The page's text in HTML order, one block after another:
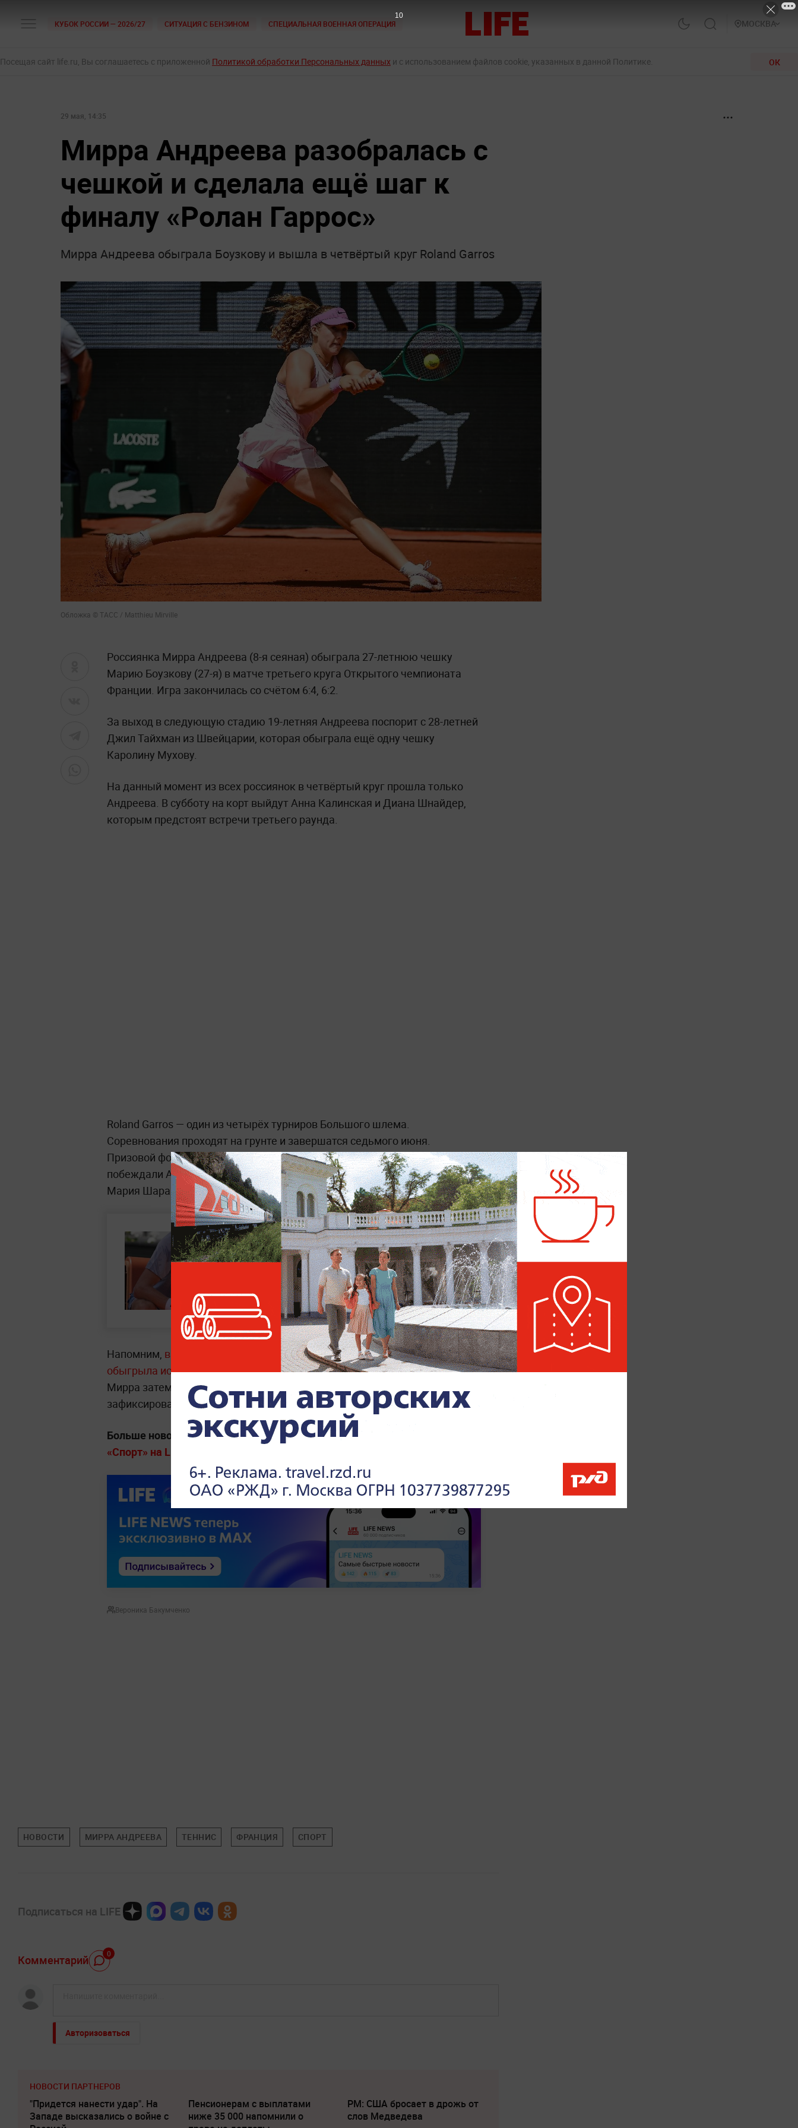
КУБОК РОССИИ — 2026/27 СИТУАЦИЯ С БЕНЗИНОМ СПЕЦИАЛЬНАЯ ВОЕННАЯ ОПЕРАЦИЯ МОСКВА
Посещая сайт life.ru, Вы соглашаетесь с приложенной Политикой обработки Персональных данных и с использованием файлов cookie, указанных в данной Политике. ОК
29 мая, 14:35
Мирра Андреева разобралась с
чешкой и сделала ещё шаг к
финалу «Ролан Гаррос»
Мирра Андреева обыграла Боузкову и вышла в четвёртый круг Roland Garros
Обложка © ТАСС / Matthieu Mirville
Россиянка Мирра Андреева (8-я сеяная) обыграла 27-летнюю чешку
Марию Боузкову (27-я) в матче третьего круга Открытого чемпионата
Франции. Игра закончилась со счётом 6:4, 6:2.
За выход в следующую стадию 19-летняя Андреева поспорит с 28-летней
Джил Тайхман из Швейцарии, которая обыграла ещё одну чешку
Каролину Мухову.
На данный момент из всех россиянок в четвёртый круг прошла только
Андреева. В субботу на корт выйдут Анна Калинская и Диана Шнайдер,
которым предстоят встречи третьего раунда.
Roland Garros — один из четырёх турниров Большого шлема.
Соревнования проходят на грунте и завершатся седьмого июня.
Призовой фонд — свыше 61,7 миллиона евро. Из россиянок ранее здесь
побеждали Анастасия Мыскина (2004), Светлана Кузнецова (2009) и
Мария Шарапова (2012, 2014).
Жара, тошнота и 18
потерянных очков подряд:
Как Синнер сенсационно
вылетел с «Ролан Гаррос»
Напомним, в третий круг Мирра Андреева прошла после того, как
обыгрыла испанку Марину Бассольс.Проиграв первый сет со счётом 3:6,
Мирра затем полностью перехватила инициативу. В итоге её победа была
зафиксирована после двух убедительных партий — 6:1 и 6:1.
Больше новостей о матчах, турнирах и спортсменах —
«Спорт» на Life.ru
Вероника Бакумченко
НОВОСТИ МИРРА АНДРЕЕВА ТЕННИС ФРАНЦИЯ СПОРТ
Подписаться на LIFE
Комментарий 0
Авторизоваться
НОВОСТИ ПАРТНЕРОВ
"Придется нанести удар". На
Западе высказались о войне с
Пенсионерам с выплатами
ниже 35 000 напомнили о
PM: США бросает в дрожь от
слов Медведева
8